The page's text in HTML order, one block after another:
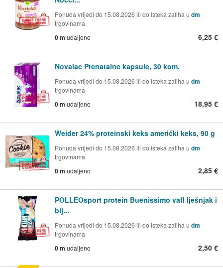
Ponuda vrijedi do 15.08.2026 ili do isteka zaliha u dm
trgovinama
0 m udaljeno 6,25 €
Novalac Prenatalne kapsule, 30 kom.
Ponuda vrijedi do 15.08.2026 ili do isteka zaliha u dm
trgovinama
0 m udaljeno 18,95 €
Weider 24% proteinski keks američki keks, 90 g
Ponuda vrijedi do 15.08.2026 ili do isteka zaliha u dm
trgovinama
0 m udaljeno 2,85 €
POLLEOsport protein Buenissimo vafl lješnjak i
bij...
Ponuda vrijedi do 15.08.2026 ili do isteka zaliha u dm
trgovinama
0 m udaljeno 2,50 €